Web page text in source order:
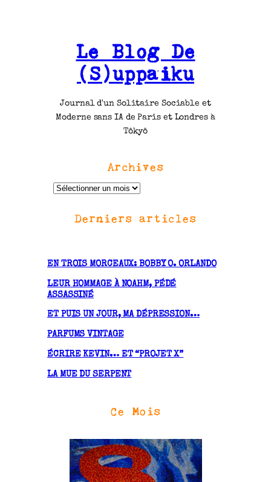
Le Blog De
(S)uppaiku
Journal d'un Solitaire Sociable et
Moderne sans IA de Paris et Londres à
Tôkyô
Archives
A
v
s
Derniers articles
EN TROIS MORCEAUX: BOBBY O. ORLANDO
LEUR HOMMAGE À NOAHM, PÉDÉ
ASSASSINÉ
ET PUIS UN JOUR, MA DÉPRESSION…
PARFUMS VINTAGE
ÉCRIRE KEVIN… ET “PROJET X”
LA MUE DU SERPENT
Ce Mois